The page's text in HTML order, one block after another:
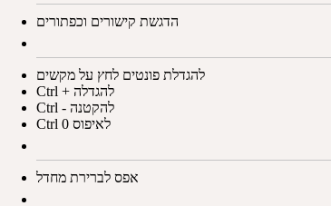
הדגשת קישורים וכפתורים
להגדלת פונטים לחץ על מקשים
Ctrl + להגדלה
Ctrl - להקטנה
Ctrl 0 לאיפוס
אפס לברירת מחדל